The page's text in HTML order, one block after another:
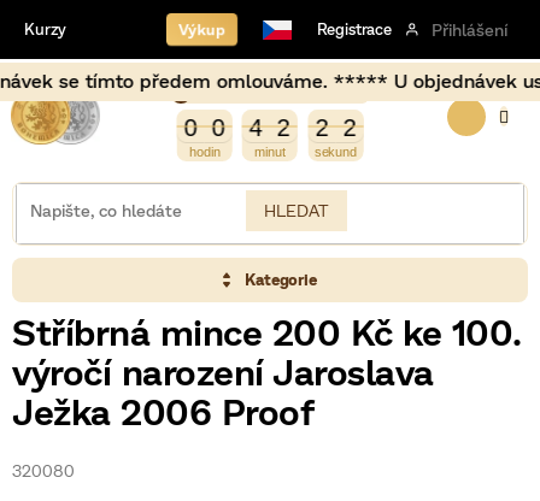
obsah
předem omlouváme. ***** U objednávek
Výkup Registrace Přihlášení
Kurzy
0
0 0
0 4
4 2
2 2
2 1
2
1
3
2
HLEDAT
Kategorie
Stříbrná mince 200 Kč ke 100.
výročí narození Jaroslava
Ježka 2006 Proof
320080